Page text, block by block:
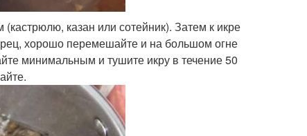
казан или сотейник). Затем к икре
хорошо перемешайте и на большом огне
минимальным и тушите икру в течение 50